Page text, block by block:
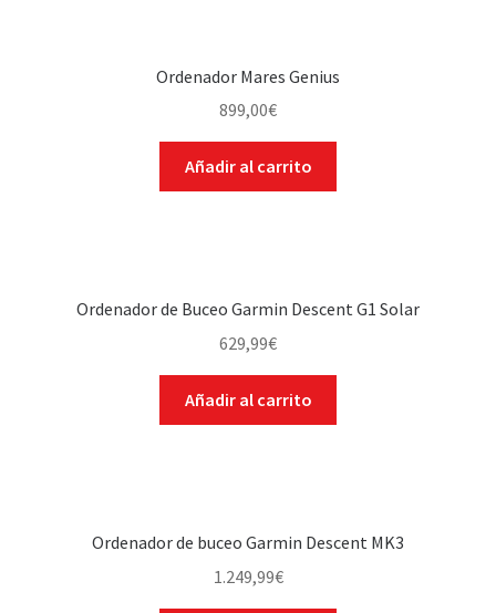
Ordenador Mares Genius
899,00€
Añadir al carrito
Ordenador de Buceo Garmin Descent G1 Solar
629,99€
Añadir al carrito
Ordenador de buceo Garmin Descent MK3
1.249,99€